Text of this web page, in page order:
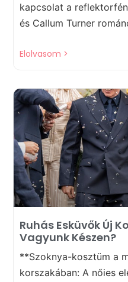
kapcsolat a
és Callum Turner
Elolvasom >
Ruhás Esküvők Új
Vagyunk Készen?
**Szoknya-kosztüm a
korszakában: A nőies